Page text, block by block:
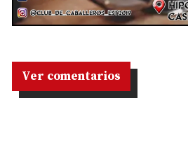
Ver comentarios